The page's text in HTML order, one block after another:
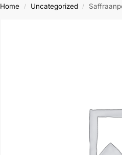
Home / Uncategorized /